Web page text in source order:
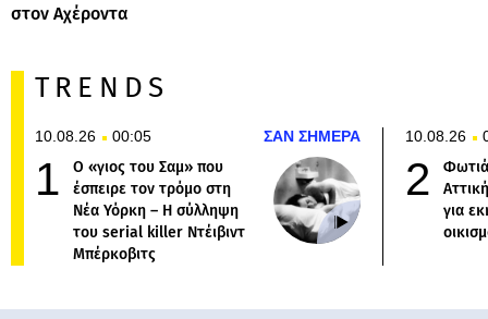
στον Αχέροντα
TRENDS
10.08.26 00:05 ΣΑΝ ΣΗΜΕΡΑ
Ο «γιος του Σαμ» που
έσπειρε τον τρόμο στη
Νέα Υόρκη – Η σύλληψη
του serial killer Ντέιβιντ
Μπέρκοβιτς
10.08.26
για